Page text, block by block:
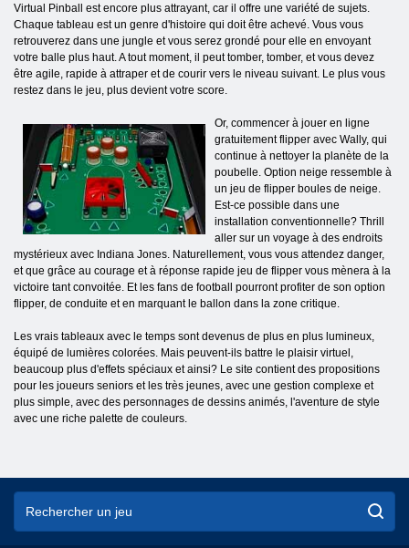
Virtual Pinball est encore plus attrayant, car il offre une variété de sujets.
Chaque tableau est un genre d'histoire qui doit être achevé. Vous vous
retrouverez dans une jungle et vous serez grondé pour elle en envoyant
votre balle plus haut. A tout moment, il peut tomber, tomber, et vous devez
être agile, rapide à attraper et de courir vers le niveau suivant. Le plus vous
restez dans le jeu, plus devient votre score.
Or, commencer à jouer en ligne
gratuitement flipper avec Wally, qui
continue à nettoyer la planète de la
poubelle. Option neige ressemble à
un jeu de flipper boules de neige.
Est-ce possible dans une
installation conventionnelle? Thrill
aller sur un voyage à des endroits
mystérieux avec Indiana Jones. Naturellement, vous vous attendez danger,
et que grâce au courage et à réponse rapide jeu de flipper vous mènera à la
victoire tant convoitée. Et les fans de football pourront profiter de son option
flipper, de conduite et en marquant le ballon dans la zone critique.
Les vrais tableaux avec le temps sont devenus de plus en plus lumineux,
équipé de lumières colorées. Mais peuvent-ils battre le plaisir virtuel,
beaucoup plus d'effets spéciaux et ainsi? Le site contient des propositions
pour les joueurs seniors et les très jeunes, avec une gestion complexe et
plus simple, avec des personnages de dessins animés, l'aventure de style
avec une riche palette de couleurs.